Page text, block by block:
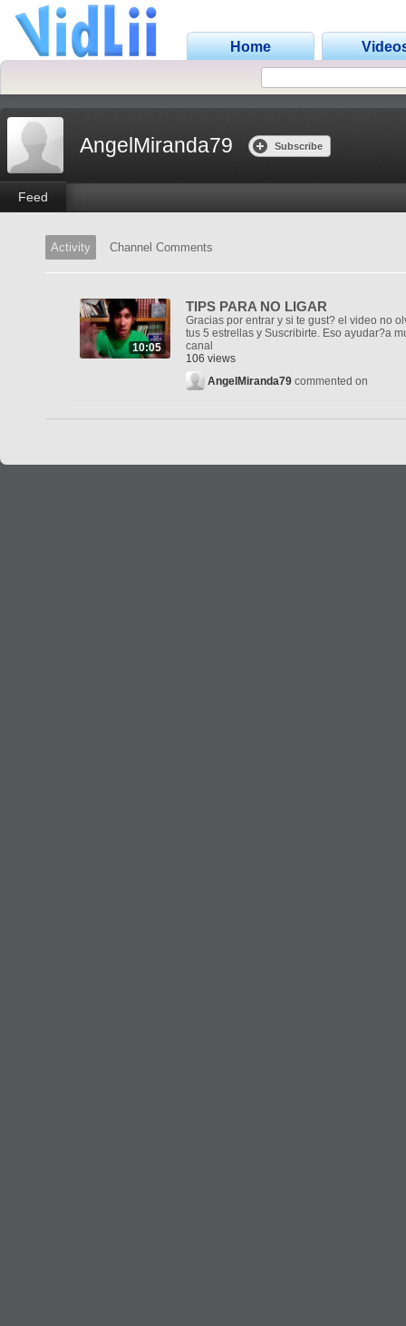
Home
AngelMiranda79 Subscribe
Feed
Activity Channel Comments
10:05
TIPS PARA NO LIGAR
Gracias por entrar y si te gust? el video no
tus 5 estrellas y Suscribirte. Eso ayudar?a
canal
106 views
AngelMiranda79 commented on